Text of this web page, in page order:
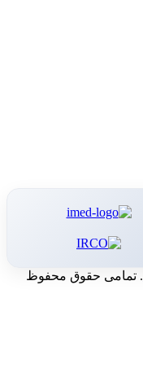
. تمامی حقوق محفوظ